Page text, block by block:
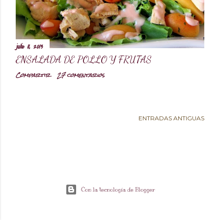
d
a
s
julio 11, 2013
ENSALADA DE POLLO Y FRUTAS
Compartir 27 comentarios
ENTRADAS ANTIGUAS
Con la tecnología de Blogger